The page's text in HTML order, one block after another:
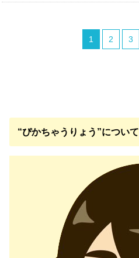
1 2 3
“ぴかちゃうりょう”について